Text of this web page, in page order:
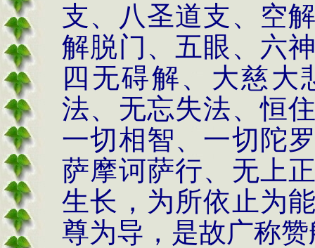
支、八圣道支、空
解脱门、五眼、六
四无碍解、大慈大
法、无忘失法、恒
一切相智、一切陀
萨摩诃萨行、无上
生长，为所依止为
尊为导，是故广称